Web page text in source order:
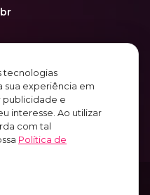
tecnologias
sua experiência em
publicidade e
interesse. Ao utilizar
com tal
Política de